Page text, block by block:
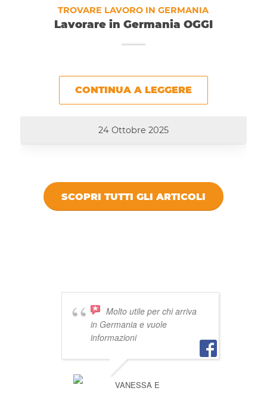
TROVARE LAVORO IN GERMANIA
Lavorare in Germania OGGI
CONTINUA A LEGGERE
24 Ottobre 2025
SCOPRI TUTTI GLI ARTICOLI
Molto utile per chi arriva
in Germania e vuole
informazioni
VANESSA E